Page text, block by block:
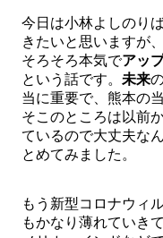
今日は小林よしのり
きたいと思いますが
そろそろ本気でアッ
という話です。 未来
当に重要で、熊本の
そこのところは以前
ているので大丈夫な
とめてみました。
もう新型コロナウィ
もかなり薄れていき